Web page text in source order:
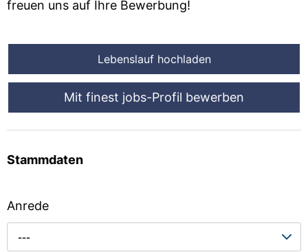
freuen uns auf Ihre Bewerbung!
Lebenslauf hochladen
Mit finest jobs-Profil bewerben
Stammdaten
Anrede
---